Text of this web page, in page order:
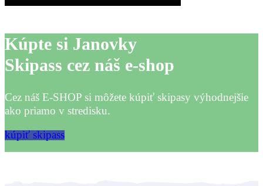
Kúpte si Janovky
Skipass cez náš e-shop
Cez náš E-SHOP si môžete kúpiť skipasy výhodnejšie
ako priamo v stredisku.
kúpiť skipass